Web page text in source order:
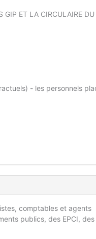
GIP ET LA CIRCULAIRE DU
- les personnels
comptables et agents
publics, des EPCI, des